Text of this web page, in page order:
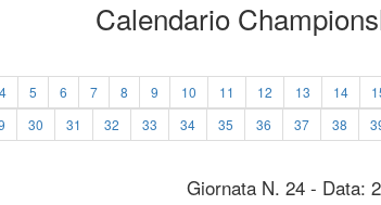
Calendario
4 5 6 7 8 9 10 11 12 13 14
30 31 32 33 34 35 36 37 38
Giornata N. 24 - Data: